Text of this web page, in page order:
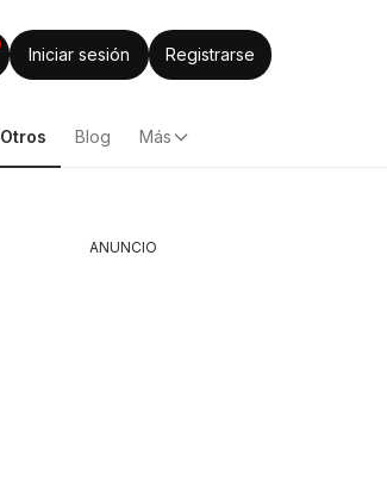
Iniciar sesión Registrarse
Otros Blog Más
ANUNCIO